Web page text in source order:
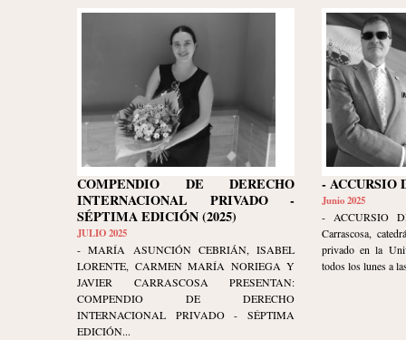
COMPENDIO DE DERECHO
INTERNACIONAL PRIVADO -
SÉPTIMA EDICIÓN (2025)
JULIO 2025
- MARÍA ASUNCIÓN CEBRIÁN, ISABEL
LORENTE, CARMEN MARÍA NORIEGA Y
JAVIER CARRASCOSA PRESENTAN:
COMPENDIO DE DERECHO
INTERNACIONAL PRIVADO - SÉPTIMA
EDICIÓN...
- ACCURSIO
Junio 2025
- ACCURSIO
Carrascosa,
privado en la
todos los lunes a